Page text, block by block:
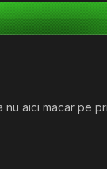
aici macar pe